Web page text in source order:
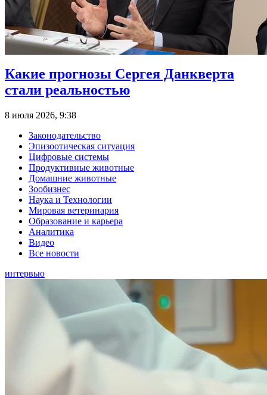
Какие прогнозы Сергея Данкверта
стали реальностью
8 июля 2026, 9:38
Законодательство
Эпизоотическая ситуация
Цифровые системы
Продуктивные животные
Домашние животные
Зообизнес
Наука и Технологии
Мировая ветеринария
Образование и карьера
Аналитика
Видео
Все новости
интервью